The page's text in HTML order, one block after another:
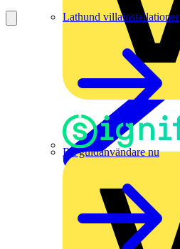
Lathund villainstallationer
Bli guldanvändare nu